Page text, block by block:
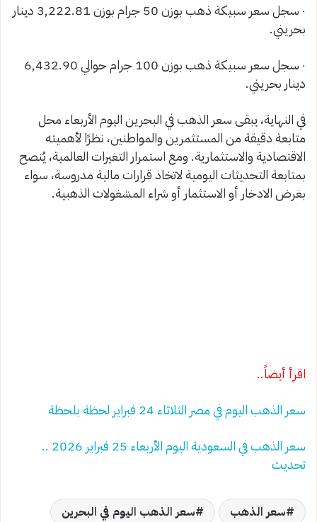
٠ سجل سعر سبيكة ذهب بوزن 50 جرام بوزن 3,222.81 دينار
بحريني.
٠ سجل سعر سبيكة ذهب بوزن 100 جرام حوالي 6,432.90
دينار بحريني.
في النهاية، يبقى سعر الذهب في البحرين اليوم الأربعاء محل
متابعة دقيقة من المستثمرين والمواطنين، نظرًا لأهميته
الاقتصادية والاستثمارية. ومع استمرار التغيرات العالمية، يُنصح
بمتابعة التحديثات اليومية لاتخاذ قرارات مالية مدروسة، سواء
بغرض الادخار أو الاستثمار أو شراء المشغولات الذهبية.
اقرأ أيضاً..
سعر الذهب اليوم في مصر الثلاثاء 24 فبراير لحظة بلحظة
سعر الذهب في السعودية اليوم الأربعاء 25 فبراير 2026 ..
تحديث
سعر الذهب
سعر الذهب اليوم في البحرين